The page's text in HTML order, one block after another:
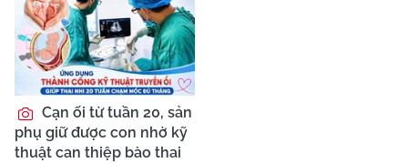
Cạn ối từ tuần 20, sản
phụ giữ được con nhờ kỹ
thuật can thiệp bào thai